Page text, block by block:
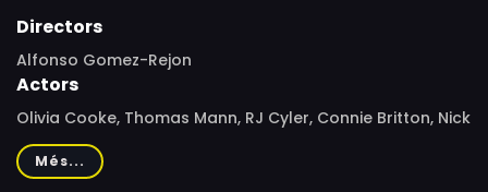
Directors
Alfonso Gomez-Rejon
Actors
Olivia Cooke, Thomas Mann, RJ Cyler, Connie Britton, Nick
Offerman, Molly Shannon, Jon Bernthal, Chelsea Zhang,
Masam Holden, Katherine Hughes, Matt Bennett, Bobb'e
Més...